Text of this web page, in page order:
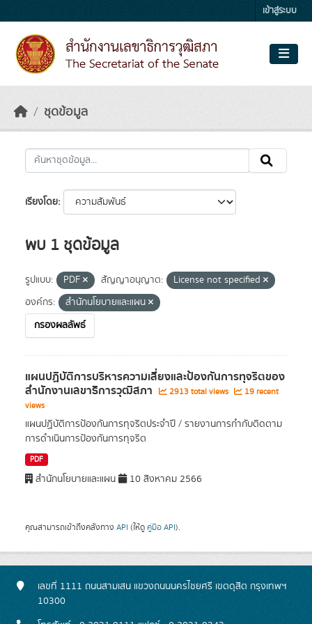
เข้าสู่ระบบ
ชุดข้อมูล
เรียงโดย
พบ 1 ชุดข้อมูล
รูปแบบ: PDF สัญญาอนุญาต:
License not specified
องค์กร:
สำนักนโยบายและแผน
กรองผลลัพธ์
แผนปฏิบัติการบริหารความเสี่ยงและป้องกันการทุจริตของ
สํานักงานเลขาธิการวุฒิสภา 2913 total views
19 recent
views
แผนปฏิบัติการป้องกันการทุจริตประจำปี / รายงานการกำกับติดตาม
การดำเนินการป้องกันการทุจริต
PDF
สำนักนโยบายและแผน 10 สิงหาคม 2566
คุณสามารถเข้าถึงคลังทาง API (ให้ดู คู่มือ API).
เลขที่ 1111 ถนนสามเสน แขวงถนนนครไชยศรี เขตดุสิต กรุงเทพฯ
10300